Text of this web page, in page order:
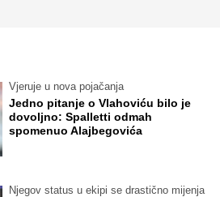
Vjeruje u nova pojačanja
Jedno pitanje o Vlahoviću bilo je
dovoljno: Spalletti odmah
spomenuo Alajbegovića
Njegov status u ekipi se drastično mijenja